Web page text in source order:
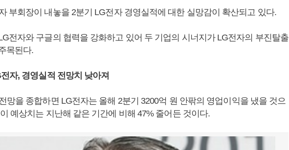
부회장이 내놓을 2분기 LG전자 경영실적에 대한 실망감이 확산되고 있다.
전자와 구글의 협력을 강화하고 있어 두 기업의 시너지가 LG전자의 부진탈출
목된다.
자, 경영실적 전망치 낮아져
망을 종합하면 LG전자는 올해 2분기 3200억 원 안팎의 영업이익을 냈을 것으
예상치는 지난해 같은 기간에 비해 47% 줄어든 것이다.